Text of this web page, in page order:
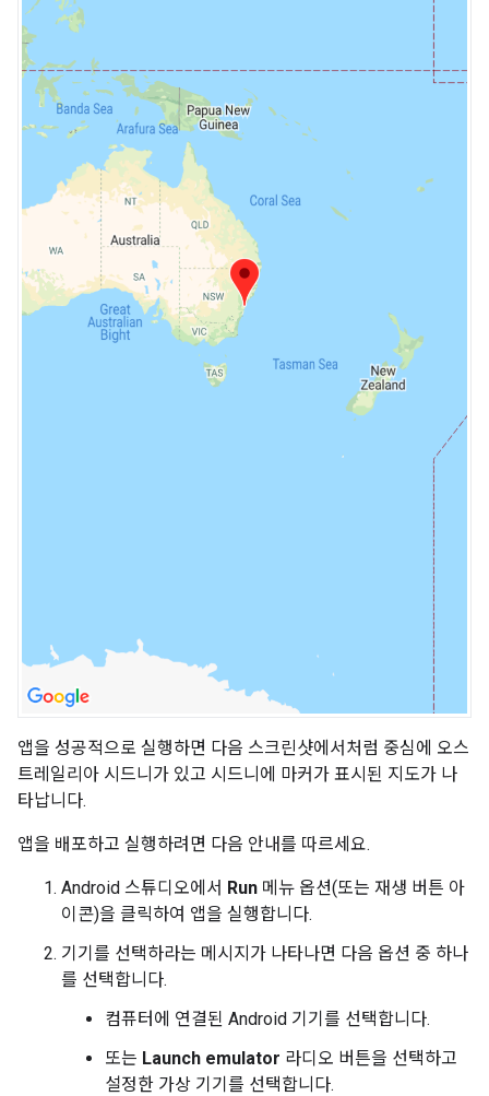
앱을 성공적으로 실행하면 다음 스크린샷에서처럼 중심에 오스
트레일리아 시드니가 있고 시드니에 마커가 표시된 지도가 나
타납니다.
앱을 배포하고 실행하려면 다음 안내를 따르세요.
Android 스튜디오에서 Run 메뉴 옵션(또는 재생 버튼 아
이콘)을 클릭하여 앱을 실행합니다.
기기를 선택하라는 메시지가 나타나면 다음 옵션 중 하나
를 선택합니다.
컴퓨터에 연결된 Android 기기를 선택합니다.
또는 Launch emulator 라디오 버튼을 선택하고
설정한 가상 기기를 선택합니다.